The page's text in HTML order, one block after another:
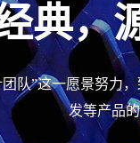
典，
队”这一愿景努力
发等产品